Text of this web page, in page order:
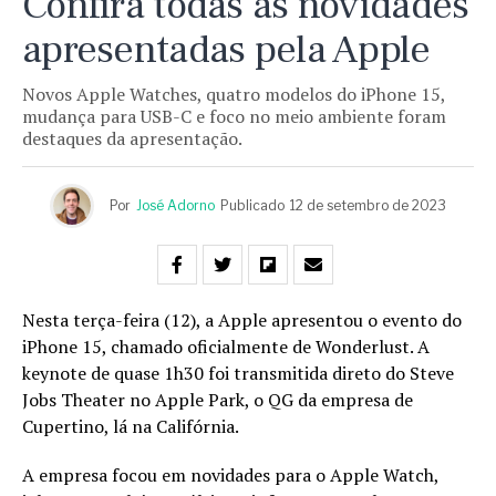
apresentadas pela Apple
Novos Apple Watches, quatro modelos do iPhone 15,
mudança para USB-C e foco no meio ambiente foram
destaques da apresentação.
Por José Adorno Publicado 12 de setembro de 2023
Nesta terça-feira (12), a Apple apresentou o evento do
iPhone 15, chamado oficialmente de Wonderlust. A
keynote de quase 1h30 foi transmitida direto do Steve
Jobs Theater no Apple Park, o QG da empresa de
Cupertino, lá na Califórnia.
A empresa focou em novidades para o Apple Watch,